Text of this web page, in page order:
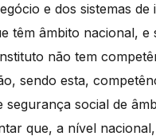
e dos sistemas
têm âmbito nacional, e
não tem
sendo esta,
segurança social de
que, a nível